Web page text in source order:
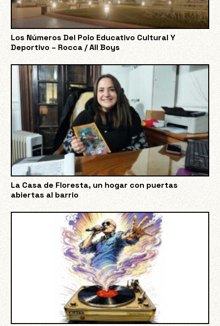
Los Números Del Polo Educativo Cultural Y
Deportivo – Rocca / All Boys
La Casa de Floresta, un hogar con puertas
abiertas al barrio